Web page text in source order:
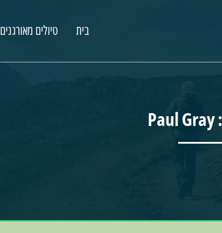
בית טיולים מאורגנים
Paul Gray